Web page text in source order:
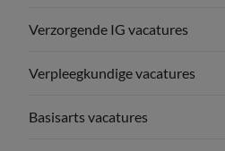
Verzorgende IG vacatures
Verpleegkundige vacatures
Basisarts vacatures